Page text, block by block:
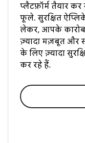
प्लैटफ़ॉर्म तैयार
फूले. सुरक्षित
लेकर, आपके
ज़्यादा मज़बूत और
के लिए ज़्यादा
कर रहे हैं.